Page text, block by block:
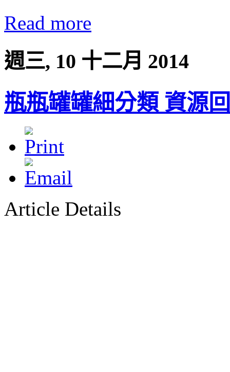
Read more
週三, 10 十二月 2014
瓶瓶罐罐細分類 資源
Article Details